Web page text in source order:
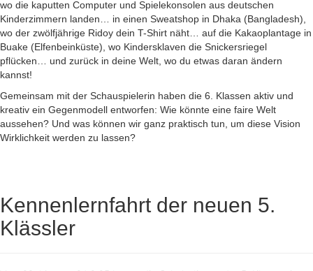
wo die kaputten Computer und Spielekonsolen aus deutschen
Kinderzimmern landen… in einen Sweatshop in Dhaka (Bangladesh),
wo der zwölfjährige Ridoy dein T-Shirt näht… auf die Kakaoplantage in
Buake (Elfenbeinküste), wo Kindersklaven die Snickersriegel
pflücken… und zurück in deine Welt, wo du etwas daran ändern
kannst!
Gemeinsam mit der Schauspielerin haben die 6. Klassen aktiv und
kreativ ein Gegenmodell entworfen: Wie könnte eine faire Welt
aussehen? Und was können wir ganz praktisch tun, um diese Vision
Wirklichkeit werden zu lassen?
Kennenlernfahrt der neuen 5.
Klässler